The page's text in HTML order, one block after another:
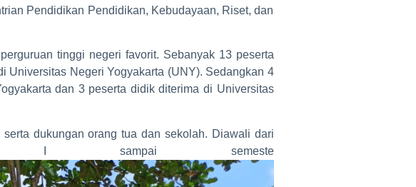
Pendidikan Pendidikan, Kebudayaan, Riset, dan
tinggi negeri favorit. Sebanyak 13 peserta
Universitas Negeri Yogyakarta (UNY). Sedangkan 4
dan 3 peserta didik diterima di Universitas
dukungan orang tua dan sekolah. Diawali dari
I sampai semeste